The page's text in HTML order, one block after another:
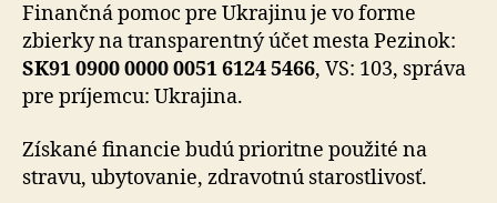
Finančná pomoc pre Ukrajinu je vo forme
zbierky na transparentný účet mesta Pezinok:
SK91 0900 0000 0051 6124 5466, VS: 103, správa
pre príjemcu: Ukrajina.
Získané financie budú prioritne použité na
stravu, ubytovanie, zdravotnú starostlivosť.